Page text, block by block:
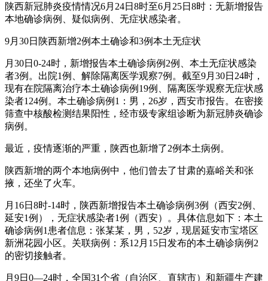
陕西新冠肺炎疫情情况6月24日8时至6月25日8时：无新增报告
本地确诊病例、疑似病例、无症状感染者。
9月30日陕西新增2例本土确诊和3例本土无症状
月30日0-24时，新增报告本土确诊病例2例、本土无症状感染
者3例。出院1例、解除隔离医学观察7例。截至9月30日24时，
现有在院隔离治疗本土确诊病例19例、隔离医学观察无症状感
染者124例。本土确诊病例1：男，26岁，西安市报告。在密接
筛查中核酸检测结果阳性，经市级专家组诊断为新冠肺炎确诊
病例。
最近，疫情逐渐的严重，陕西也新增了2例本土病例。
陕西新增的两个本地病例中，他们曾去了甘肃的嘉峪关和张
掖，还坐了火车。
月16日8时-14时，陕西新增报告本土确诊病例3例（西安2例、
延安1例），无症状感染者1例（西安）。具体信息如下：本土
确诊病例1患者信息：张某某，男，52岁，现居延安市宝塔区
新洲花园小区。关联病例：系12月15日发布的本土确诊病例2
的密切接触者。
月9日0—24时，全国31个省（自治区、直辖市）和新疆生产建